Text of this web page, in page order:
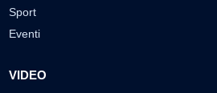
Sport
Eventi
VIDEO